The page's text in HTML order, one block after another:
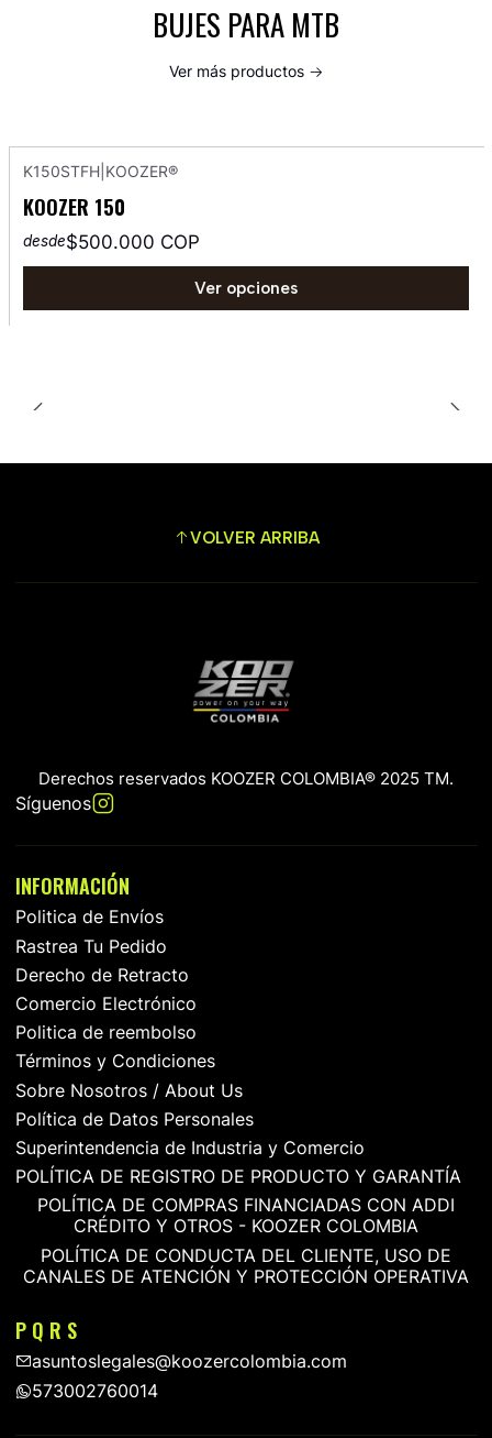
BUJES PARA MTB
Ver más productos
K150STFH KOOZER®
KOOZER 150
desde$500.000 COP
Ver opciones
VOLVER ARRIBA
Derechos reservados KOOZER COLOMBIA® 2025 TM.
Síguenos
INFORMACIÓN
Politica de Envíos
Rastrea Tu Pedido
Derecho de Retracto
Comercio Electrónico
Politica de reembolso
Términos y Condiciones
Sobre Nosotros / About Us
Política de Datos Personales
Superintendencia de Industria y Comercio
POLÍTICA DE REGISTRO DE PRODUCTO Y GARANTÍA
POLÍTICA DE COMPRAS FINANCIADAS CON ADDI
CRÉDITO Y OTROS - KOOZER COLOMBIA
POLÍTICA DE CONDUCTA DEL CLIENTE, USO DE
CANALES DE ATENCIÓN Y PROTECCIÓN OPERATIVA
P Q R S
asuntoslegales@koozercolombia.com
573002760014